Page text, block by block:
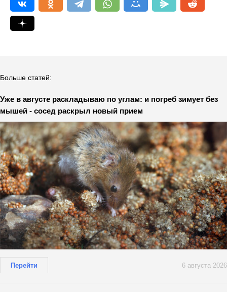
Больше статей:
Уже в августе раскладываю по углам: и погреб зимует без
мышей - сосед раскрыл новый прием
Перейти 6 августа 2026